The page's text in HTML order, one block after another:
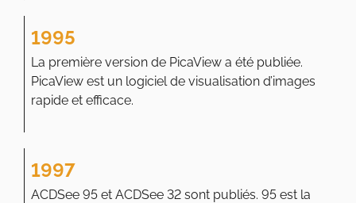
1995
La première version de PicaView a été publiée.
PicaView est un logiciel de visualisation d’images
rapide et efficace.
1997
ACDSee 95 et ACDSee 32 sont publiés. 95 est la